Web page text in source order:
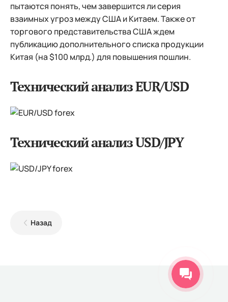
пытаются понять, чем завершится ли серия
взаимных угроз между США и Китаем. Также от
торгового представительства США ждем
публикацию дополнительного списка продукции
Китая (на $100 млрд.) для повышения пошлин.
Технический анализ EUR/USD
Технический анализ USD/JPY
Назад